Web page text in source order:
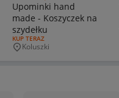
Upominki hand
made - Koszyczek na
szydełku
RODZAJ OFERTY:
KUP TERAZ
Miejscowość
Koluszki